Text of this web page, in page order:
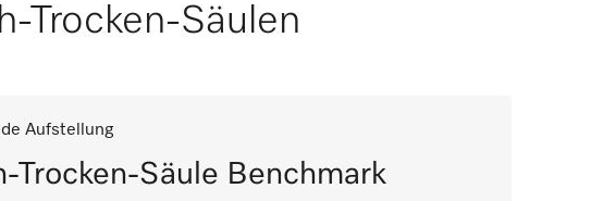
Trocken-Säulen
Aufstellung
Trocken-Säule Benchmark